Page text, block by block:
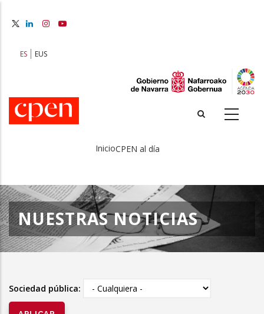
principal
ES EUS
enlaces
de
ayuda
a
la
navegación
InicioCPEN al día
NUESTRAS NOTICIAS
Sociedad pública: